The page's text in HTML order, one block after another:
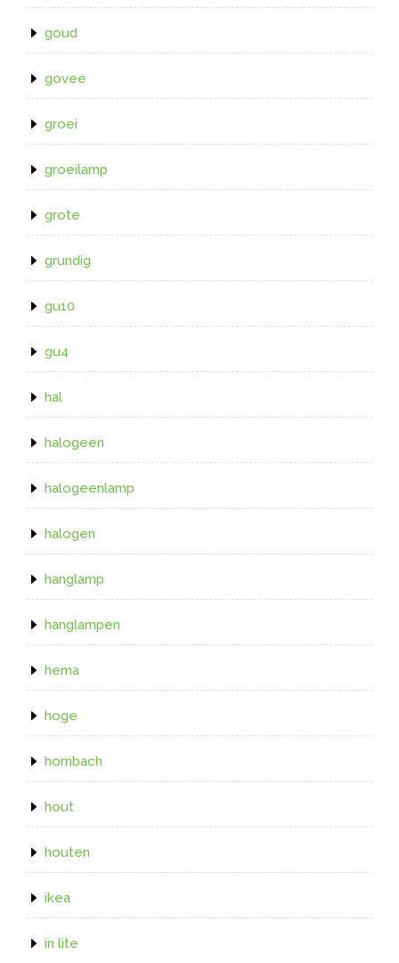
goud
govee
groei
groeilamp
grote
grundig
gu10
gu4
hal
halogeen
halogeenlamp
halogen
hanglamp
hanglampen
hema
hoge
hornbach
hout
houten
ikea
in lite